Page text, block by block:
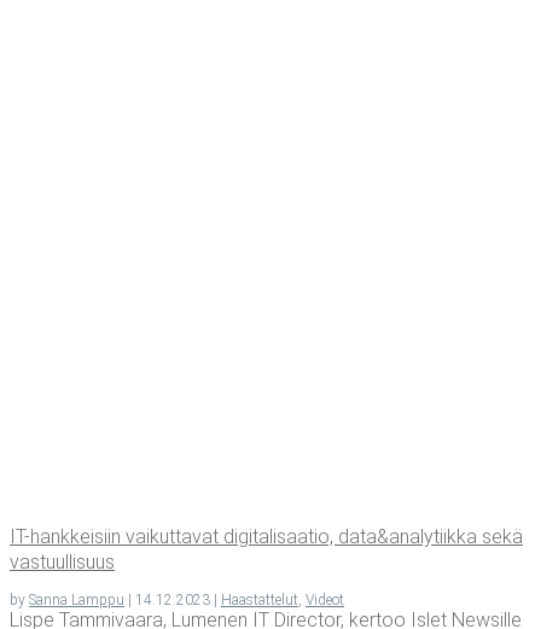
IT-hank­kei­siin vai­kut­ta­vat digi­ta­li­saa­tio, data&analytiikka sekä
vastuullisuus
by Sanna Lamppu | 14.12.2023 | Haastattelut Videot
Lispe Tammivaara, Lumenen IT Director, kertoo Islet Newsille